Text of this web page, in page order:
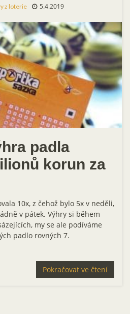
z loterie 5.4.2019
padla
korun za
10x, z čehož bylo 5x v neděli,
v pátek. Výhry si během
my se ale podíváme
padlo rovných 7.
Pokračovat ve čtení